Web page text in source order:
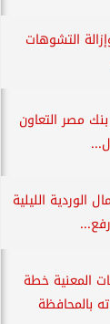
التشوهات
مصر التعاون
الوردية الليلية
المعنية خطة
بالمحافظة